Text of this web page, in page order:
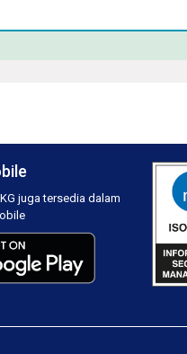
juga tersedia dalam